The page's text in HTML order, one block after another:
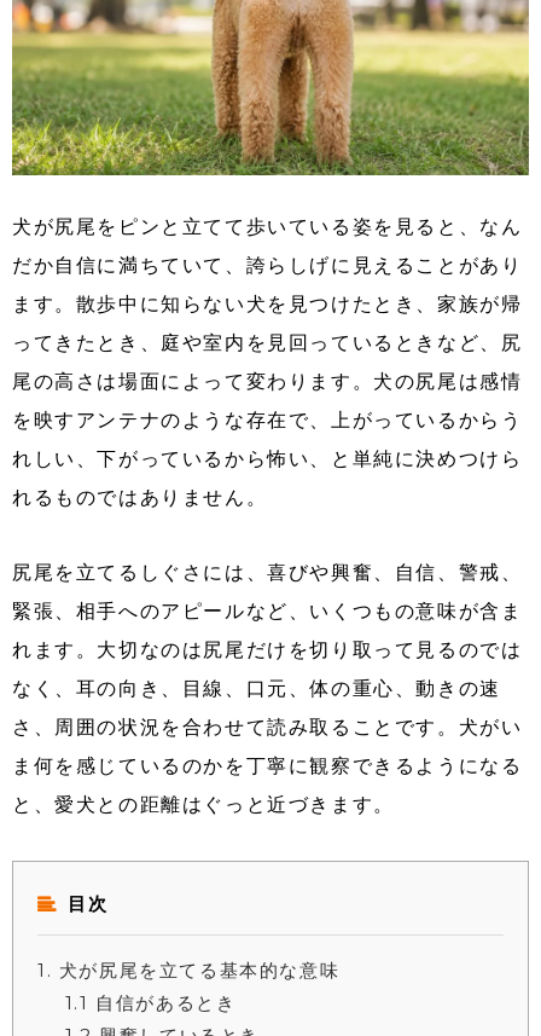
犬が尻尾をピンと立てて歩いている姿を見ると、なん
だか自信に満ちていて、誇らしげに見えることがあり
ます。散歩中に知らない犬を見つけたとき、家族が帰
ってきたとき、庭や室内を見回っているときなど、尻
尾の高さは場面によって変わります。犬の尻尾は感情
を映すアンテナのような存在で、上がっているからう
れしい、下がっているから怖い、と単純に決めつけら
れるものではありません。
尻尾を立てるしぐさには、喜びや興奮、自信、警戒、
緊張、相手へのアピールなど、いくつもの意味が含ま
れます。大切なのは尻尾だけを切り取って見るのでは
なく、耳の向き、目線、口元、体の重心、動きの速
さ、周囲の状況を合わせて読み取ることです。犬がい
ま何を感じているのかを丁寧に観察できるようになる
と、愛犬との距離はぐっと近づきます。
目次
1
犬が尻尾を立てる基本的な意味
1.1 自信があるとき